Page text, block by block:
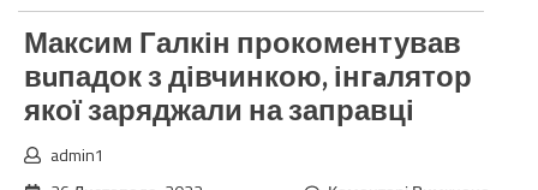
Максим Галкін прокоментував
вuпадок з дівчинкою, інгaлятор
якої заряджали на заправці
admin1